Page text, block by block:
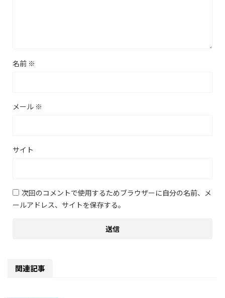
名前 ※
メール ※
サイト
次回のコメントで使用するためブラウザーに自分の名前、メ
ールアドレス、サイトを保存する。
関連記事